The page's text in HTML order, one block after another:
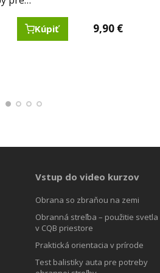
Kúpiť 9,90 €
Kúpiť
Kúpiť 9,90 €
Kúpiť
Vstup do video kurzov
Obrana so zbraňou na zemi
Obranná streľba – použitie svetla
v CQB priestore
Praktická orientacia v prírode
Test balistiky auta pre potreby